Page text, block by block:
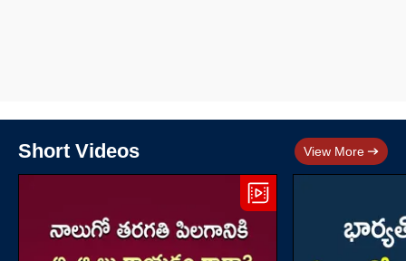
Short Videos View More